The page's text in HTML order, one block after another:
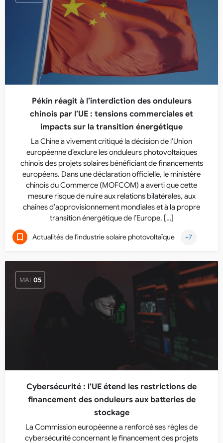
Pékin réagit à l’interdiction des onduleurs
chinois par l’UE : tensions commerciales et
impacts sur la transition énergétique
La Chine a vivement critiqué la décision de l’Union
européenne d’exclure les onduleurs photovoltaïques
chinois des projets solaires bénéficiant de financements
européens. Dans une déclaration officielle, le ministère
chinois du Commerce (MOFCOM) a averti que cette
mesure risque de nuire aux relations bilatérales, aux
chaînes d’approvisionnement mondiales et à la propre
transition énergétique de l’Europe. […]
Actualités de l'industrie solaire photovoltaïque +7
MAI 05
Cybersécurité : l’UE étend les restrictions de
financement des onduleurs aux batteries de
stockage
La Commission européenne a renforcé ses règles de
cybersécurité concernant le financement des projets